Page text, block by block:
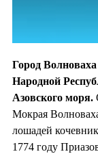
Город
Народной
Азовского моря.
Мокрая
лошадей
1774 году